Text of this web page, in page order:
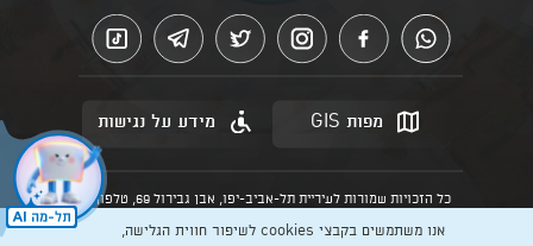
מפות GIS מידע על נגישות
כל הזכויות שמורות לעיריית תל-אביב-יפו, אבן גבירול 69, טלפון:
הנוסח המחייב הוא זה הקבוע בהוראות הדין הרלוונטיות כפי שתהיינה
אנו משתמשים בקבצי cookies לשיפור חווית הגלישה,